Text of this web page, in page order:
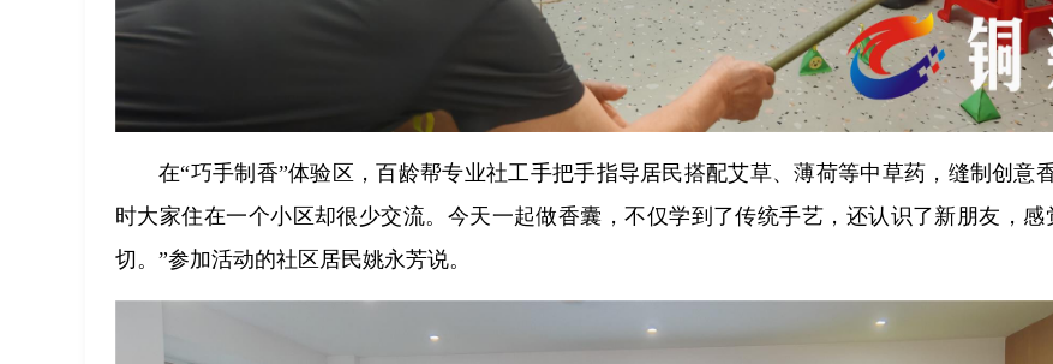
在“巧手制香”体验区，百龄帮专业社工手把手指导居民搭配艾草、薄荷等中草药，缝制创意
时大家住在一个小区却很少交流。今天一起做香囊，不仅学到了传统手艺，还认识了新朋友，感
切。”参加活动的社区居民姚永芳说。